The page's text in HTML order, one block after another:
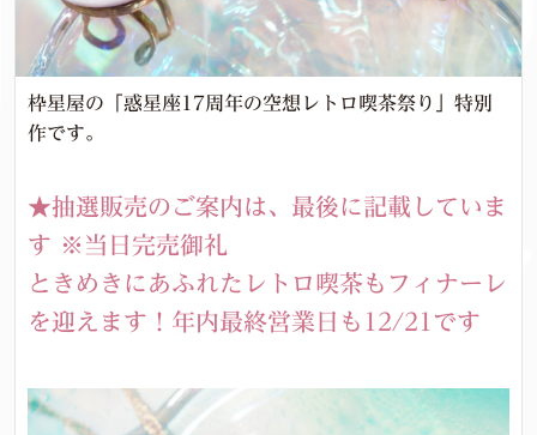
枠星屋の「惑星座17周年の空想レトロ喫茶祭り」特別
作です。
★抽選販売のご案内は、最後に記載していま
す ※当日完売御礼
ときめきにあふれたレトロ喫茶もフィナーレ
を迎えます！年内最終営業日も12/21です